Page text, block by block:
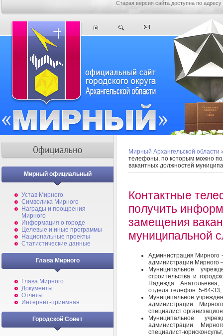
Старая версия сайта доступна по адресу
Мирный официальный
Устав Мирного
Символика Мирного
Награды и поощрения
Мирного
Информация о городе
Целевые и иные программы
Национальные проекты
Статистические данные
Глава Мирного
Глава Мирного
Документы
Отчеты
Интернет-приемная
Городской Совет
Мирный Архангельской области
телефоны, по которым можно
вакантных должностей
Контактные
получить
замещения
муниципальной
Администрация Мирного
администрации Мирного
Муниципальное
строительства и
Надежда Анатольевна,
отдела телефон: 5-64-33;
Муниципальное
администрации
специалист
Муниципальное
администрации
специалист-